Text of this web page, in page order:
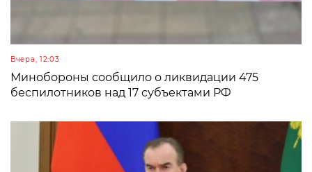
Вчера, 12:03
Минобороны сообщило о ликвидации 475
беспилотников над 17 субъектами РФ